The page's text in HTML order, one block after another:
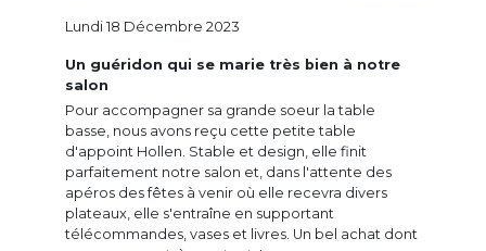
Un guéridon qui se marie très bien à notre
salon
Pour accompagner sa grande soeur la table
basse, nous avons reçu cette petite table
d'appoint Hollen. Stable et design, elle finit
parfaitement notre salon et, dans l'attente des
apéros des fêtes à venir où elle recevra divers
plateaux, elle s'entraîne en supportant
télécommandes, vases et livres. Un bel achat dont
Lundi 18 Décembre 2023